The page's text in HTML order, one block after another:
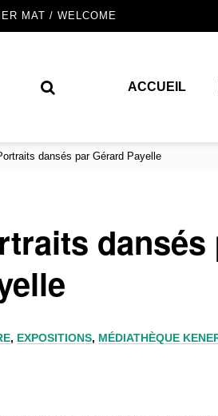
MAT / WELCOME
ACCUEIL
dansés par Gérard Payelle
dansés
, EXPOSITIONS, MÉDIATHÈQUE